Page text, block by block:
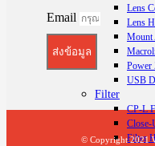
Lens
Lens
Mount
Power
USB
Filter
CP-L
Close-
Filter
Email
ส่งข้อมูล
© Copyright 2021